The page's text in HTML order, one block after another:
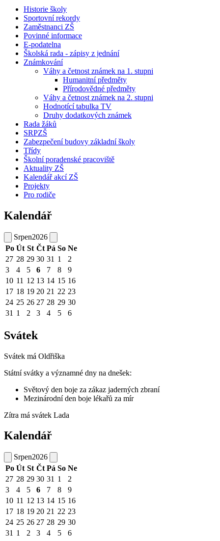
Historie školy
Sportovní rekordy
Zaměstnanci ZŠ
Povinné informace
E-podatelna
Školská rada - zápisy z jednání
Známkování
Váhy a četnost známek na 1. stupni
Humanitní předměty
Přírodovědné předměty
Váhy a četnost známek na 2. stupni
Hodnotící tabulka TV
Druhy dodatkových známek
Rada žáků
SRPZŠ
Zabezpečení budovy základní školy
Třídy
Školní poradenské pracoviště
Aktuality ZŠ
Kalendář akcí ZŠ
Projekty
Pro rodiče
Kalendář
Srpen2026
Po Út St Čt Pá So Ne
27 28 29 30 31 1
2
3
4 5 6 7 8
9
10 11 12 13 14 15 16
17 18 19 20 21 22 23
24 25 26 27 28 29 30
31 1 2 3 4 5 6
Svátek
Svátek má Oldřiška
Státní svátky a významné dny na dnešek:
Světový den boje za zákaz jaderných zbraní
Mezinárodní den boje lékařů za mír
Zítra má svátek Lada
Kalendář
Srpen2026
Po Út St Čt Pá So Ne
27 28 29 30 31 1
2
3
4 5 6 7 8
9
10 11 12 13 14 15 16
17 18 19 20 21 22 23
24 25 26 27 28 29 30
31 1 2 3 4 5 6